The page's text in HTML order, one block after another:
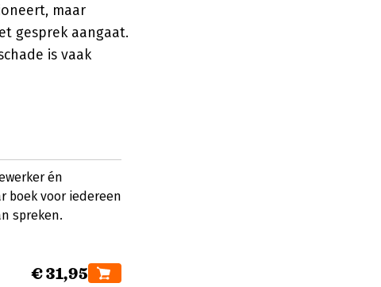
maar
gesprek aangaat.
is vaak
én
boek voor iedereen
spreken.
€ 31,95